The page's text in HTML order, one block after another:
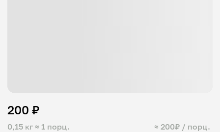
0,15 кг ≈ 1 порц. ≈ 200₽ / порц.
200 ₽